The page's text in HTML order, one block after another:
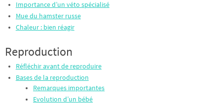
Importance d’un véto spécialisé
Mue du hamster russe
Chaleur : bien réagir
Reproduction
Réfléchir avant de reproduire
Bases de la reproduction
Remarques importantes
Evolution d’un bébé